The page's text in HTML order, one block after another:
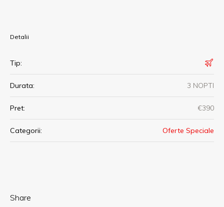
Detalii
Tip:
Durata: 3 NOPTI
Pret: €390
Categorii: Oferte Speciale
Share